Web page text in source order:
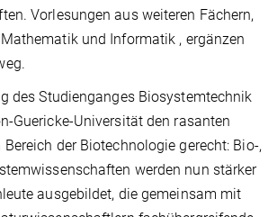
Vorlesungen aus weiteren Fächern,
und Informatik , ergänzen
des Studienganges Biosystemtechnik
Guericke-Universität den rasanten
der Biotechnologie gerecht: Bio-,
werden nun stärker
ausgebildet, die gemeinsam mit